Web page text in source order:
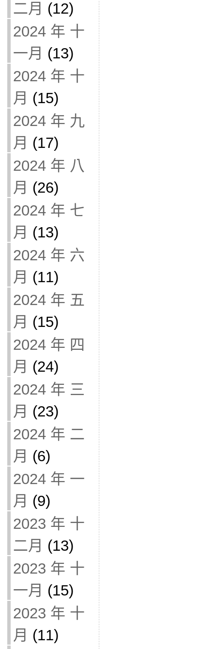
二月 (12)
2024 年 十
一月 (13)
2024 年 十
月 (15)
2024 年 九
月 (17)
2024 年 八
月 (26)
2024 年 七
月 (13)
2024 年 六
月 (11)
2024 年 五
月 (15)
2024 年 四
月 (24)
2024 年 三
月 (23)
2024 年 二
月 (6)
2024 年 一
月 (9)
2023 年 十
二月 (13)
2023 年 十
一月 (15)
2023 年 十
月 (11)